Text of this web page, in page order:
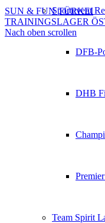
Sportevent
DFB-
DHB
Team Spirit
SUN & FUN TÜRKEI
TRAININGSLAGER
Nach oben scrollen